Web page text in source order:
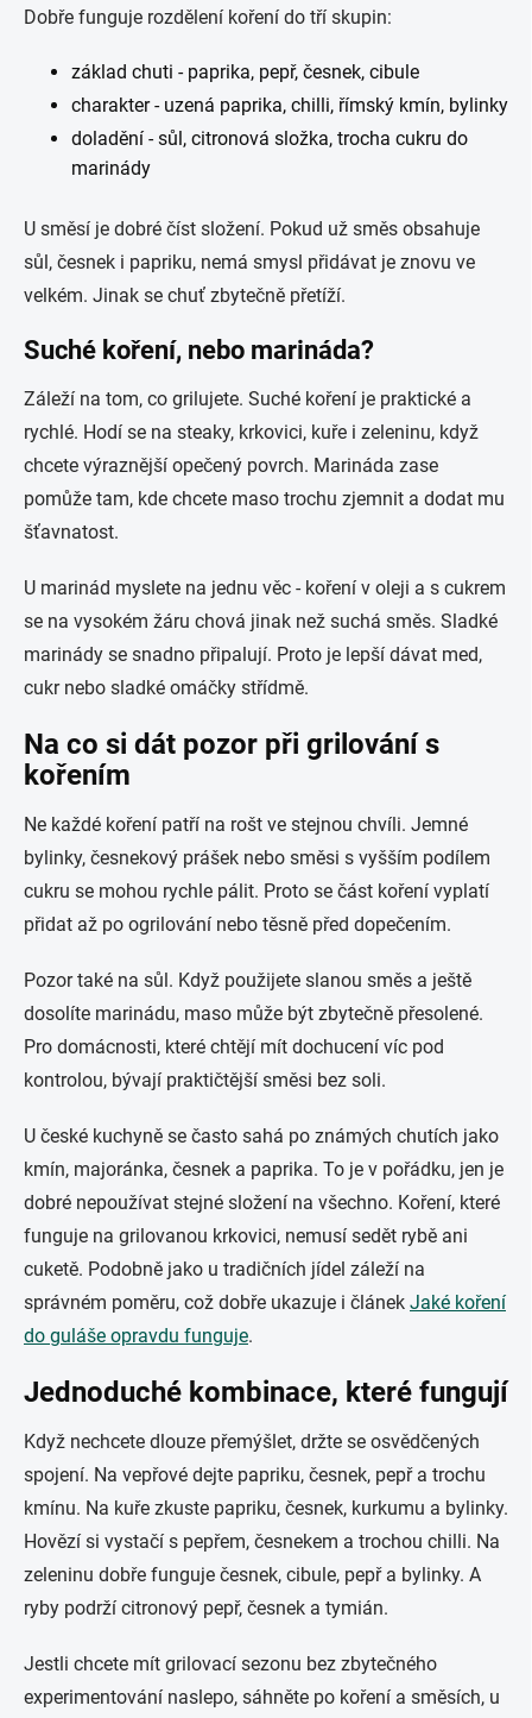
Dobře funguje rozdělení koření do tří skupin:
základ chuti - paprika, pepř, česnek, cibule
charakter - uzená paprika, chilli, římský kmín, bylinky
doladění - sůl, citronová složka, trocha cukru do
marinády
U směsí je dobré číst složení. Pokud už směs obsahuje
sůl, česnek i papriku, nemá smysl přidávat je znovu ve
velkém. Jinak se chuť zbytečně přetíží.
Suché koření, nebo marináda?
Záleží na tom, co grilujete. Suché koření je praktické a
rychlé. Hodí se na steaky, krkovici, kuře i zeleninu, když
chcete výraznější opečený povrch. Marináda zase
pomůže tam, kde chcete maso trochu zjemnit a dodat mu
šťavnatost.
U marinád myslete na jednu věc - koření v oleji a s cukrem
se na vysokém žáru chová jinak než suchá směs. Sladké
marinády se snadno připalují. Proto je lepší dávat med,
cukr nebo sladké omáčky střídmě.
Na co si dát pozor při grilování s
kořením
Ne každé koření patří na rošt ve stejnou chvíli. Jemné
bylinky, česnekový prášek nebo směsi s vyšším podílem
cukru se mohou rychle pálit. Proto se část koření vyplatí
přidat až po ogrilování nebo těsně před dopečením.
Pozor také na sůl. Když použijete slanou směs a ještě
dosolíte marinádu, maso může být zbytečně přesolené.
Pro domácnosti, které chtějí mít dochucení víc pod
kontrolou, bývají praktičtější směsi bez soli.
U české kuchyně se často sahá po známých chutích jako
kmín, majoránka, česnek a paprika. To je v pořádku, jen je
dobré nepoužívat stejné složení na všechno. Koření, které
funguje na grilovanou krkovici, nemusí sedět rybě ani
cuketě. Podobně jako u tradičních jídel záleží na
správném poměru, což dobře ukazuje i článek Jaké koření
do guláše opravdu funguje.
Jednoduché kombinace, které fungují
Když nechcete dlouze přemýšlet, držte se osvědčených
spojení. Na vepřové dejte papriku, česnek, pepř a trochu
kmínu. Na kuře zkuste papriku, česnek, kurkumu a bylinky.
Hovězí si vystačí s pepřem, česnekem a trochou chilli. Na
zeleninu dobře funguje česnek, cibule, pepř a bylinky. A
ryby podrží citronový pepř, česnek a tymián.
Jestli chcete mít grilovací sezonu bez zbytečného
experimentování naslepo, sáhněte po koření a směsích, u